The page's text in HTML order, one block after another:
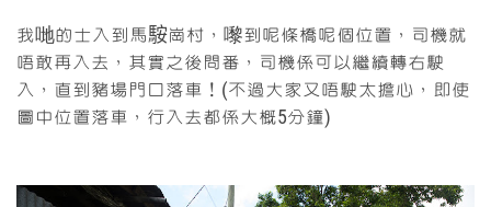
我哋的士入到馬𩣑崗村，嚟到呢條橋呢個位置，司機就
唔敢再入去，其實之後問番，司機係可以繼續轉右駛
入，直到豬場門口落車！(不過大家又唔駛太擔心，即使
圖中位置落車，行入去都係大概5分鐘)